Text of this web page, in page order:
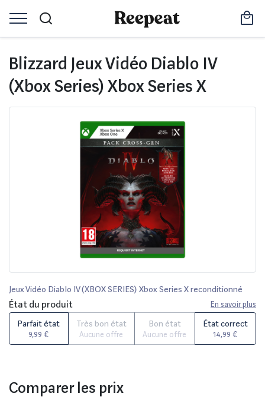
Blizzard Jeux Vidéo Diablo IV
(Xbox Series) Xbox Series X
Jeux Vidéo Diablo IV (XBOX SERIES) Xbox Series X reconditionné
État du produit En savoir plus
Parfait état
9,99 €
Très bon état
Aucune offre
Bon état
Aucune offre
État correct
14,99 €
Comparer les prix